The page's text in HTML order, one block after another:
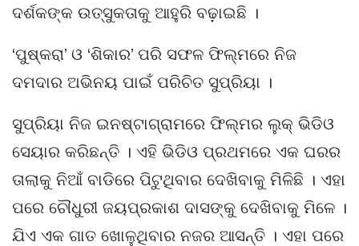
ଦର୍ଶକଙ୍କ ଉତ୍ସୁକତାକୁ ଆହୁରି ବଢ଼ାଇଛି ।
‘ପୁଷ୍କରା’ ଓ ‘ଶିକାର’ ପରି ସଫଳ ଫିଲ୍ମରେ ନିଜ
ଦମଦାର ଅଭିନୟ ପାଇଁ ପରିଚିତ ସୁପ୍ରିୟା ।
ସୁପ୍ରିୟା ନିଜ ଇନଷ୍ଟାଗ୍ରାମରେ ଫିଲ୍ମର ଲୁକ୍ ଭିଡିଓ
ସେୟାର କରିଛନ୍ତି । ଏହି ଭିଡିଓ ପ୍ରଥମରେ ଏକ ଘରର
ତାଲାକୁ ନିଆଁ ବାଡିରେ ପିଟୁଥିବାର ଦେଖିବାକୁ ମିଳିଛି । ଏହା
ପରେ ଚୌଧୁରୀ ଜୟପ୍ରକାଶ ଦାସଙ୍କୁ ଦେଖିବାକୁ ମିଳେ ।
ଯିଏ ଏକ ଗାତ ଖୋଳୁଥିବାର ନଜର ଆସନ୍ତି । ଏହା ପରେ